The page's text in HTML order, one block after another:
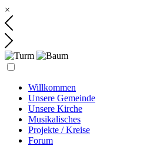
×
Willkommen
Unsere Gemeinde
Unsere Kirche
Musikalisches
Projekte / Kreise
Forum